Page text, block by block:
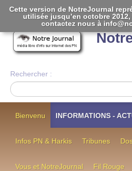
Rechercher :
Bienvenu INFORMATIONS -
Infos PN & Harkis Tribunes
Vous et NotreJournal Fil Rouge
Cette version de NotreJournal
utilisée jusqu’en octobre
contactez nous à